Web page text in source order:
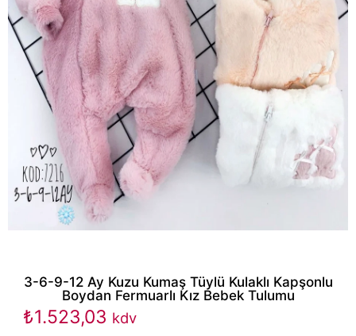
3-6-9-12 Ay Kuzu Kumaş Tüylü Kulaklı Kapşonlu
Boydan Fermuarlı Kız Bebek Tulumu
₺1.523,03 kdv